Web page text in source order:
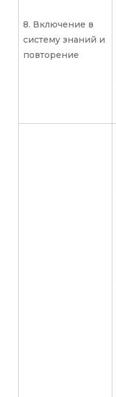
8. Включение в
систему знаний и
повторение